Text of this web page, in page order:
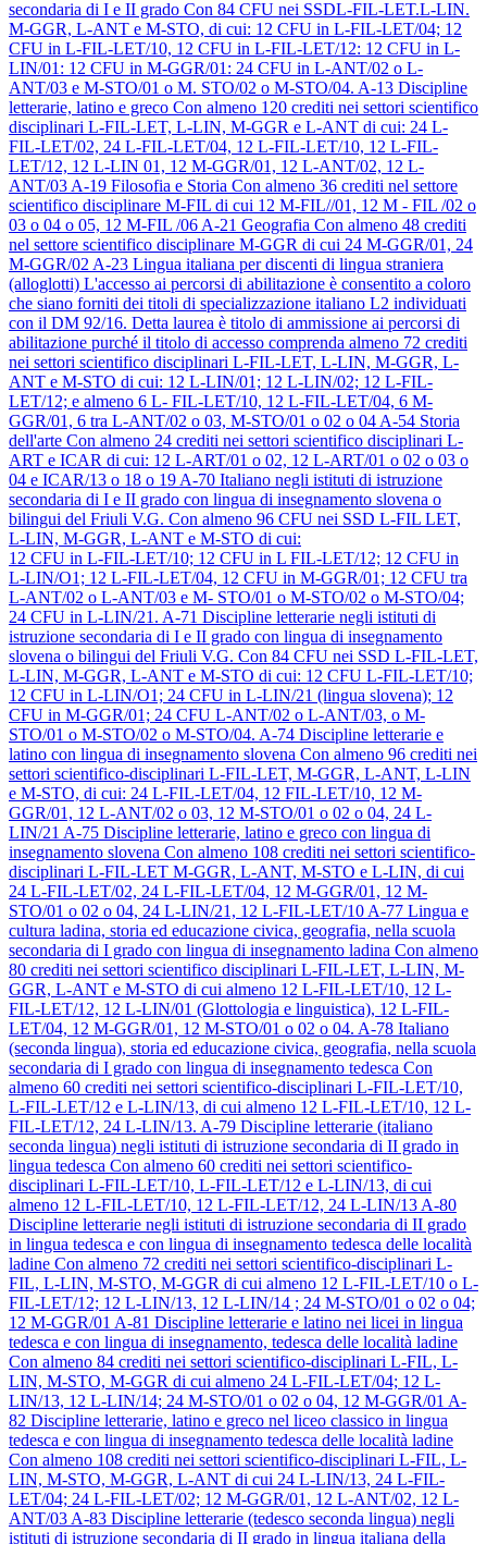
secondaria di I e II grado Con 84 CFU nei SSDL-FIL-LET.L-LIN.
M-GGR, L-ANT e M-STO, di cui: 12 CFU in L-FIL-LET/04; 12
CFU in L-FIL-LET/10, 12 CFU in L-FIL-LET/12: 12 CFU in L-
LIN/01: 12 CFU in M-GGR/01: 24 CFU in L-ANT/02 o L-
ANT/03 e M-STO/01 o M. STO/02 o M-STO/04. A-13 Discipline
letterarie, latino e greco Con almeno 120 crediti nei settori scientifico
disciplinari L-FIL-LET, L-LIN, M-GGR e L-ANT di cui: 24 L-
FIL-LET/02, 24 L-FIL-LET/04, 12 L-FIL-LET/10, 12 L-FIL-
LET/12, 12 L-LIN 01, 12 M-GGR/01, 12 L-ANT/02, 12 L-
ANT/03 A-19 Filosofia e Storia Con almeno 36 crediti nel settore
scientifico disciplinare M-FIL di cui 12 M-FIL//01, 12 M - FIL /02 o
03 o 04 o 05, 12 M-FIL /06 A-21 Geografia Con almeno 48 crediti
nel settore scientifico disciplinare M-GGR di cui 24 M-GGR/01, 24
M-GGR/02 A-23 Lingua italiana per discenti di lingua straniera
(alloglotti) L'accesso ai percorsi di abilitazione è consentito a coloro
che siano forniti dei titoli di specializzazione italiano L2 individuati
con il DM 92/16. Detta laurea è titolo di ammissione ai percorsi di
abilitazione purché il titolo di accesso comprenda almeno 72 crediti
nei settori scientifico disciplinari L-FIL-LET, L-LIN, M-GGR, L-
ANT e M-STO di cui: 12 L-LIN/01; 12 L-LIN/02; 12 L-FIL-
LET/12; e almeno 6 L- FIL-LET/10, 12 L-FIL-LET/04, 6 M-
GGR/01, 6 tra L-ANT/02 o 03, M-STO/01 o 02 o 04 A-54 Storia
dell'arte Con almeno 24 crediti nei settori scientifico disciplinari L-
ART e ICAR di cui: 12 L-ART/01 o 02, 12 L-ART/01 o 02 o 03 o
04 e ICAR/13 o 18 o 19 A-70 Italiano negli istituti di istruzione
secondaria di I e II grado con lingua di insegnamento slovena o
bilingui del Friuli V.G. Con almeno 96 CFU nei SSD L-FIL LET,
L-LIN, M-GGR, L-ANT e M-STO di cui:
12 CFU in L-FIL-LET/10; 12 CFU in L FIL-LET/12; 12 CFU in
L-LIN/O1; 12 L-FIL-LET/04, 12 CFU in M-GGR/01; 12 CFU tra
L-ANT/02 o L-ANT/03 e M- STO/01 o M-STO/02 o M-STO/04;
24 CFU in L-LIN/21. A-71 Discipline letterarie negli istituti di
istruzione secondaria di I e II grado con lingua di insegnamento
slovena o bilingui del Friuli V.G. Con 84 CFU nei SSD L-FIL-LET,
L-LIN, M-GGR, L-ANT e M-STO di cui: 12 CFU L-FIL-LET/10;
12 CFU in L-LIN/O1; 24 CFU in L-LIN/21 (lingua slovena); 12
CFU in M-GGR/01; 24 CFU L-ANT/02 o L-ANT/03, o M-
STO/01 o M-STO/02 o M-STO/04. A-74 Discipline letterarie e
latino con lingua di insegnamento slovena Con almeno 96 crediti nei
settori scientifico-disciplinari L-FIL-LET, M-GGR, L-ANT, L-LIN
e M-STO, di cui: 24 L-FIL-LET/04, 12 FIL-LET/10, 12 M-
GGR/01, 12 L-ANT/02 o 03, 12 M-STO/01 o 02 o 04, 24 L-
LIN/21 A-75 Discipline letterarie, latino e greco con lingua di
insegnamento slovena Con almeno 108 crediti nei settori scientifico-
disciplinari L-FIL-LET M-GGR, L-ANT, M-STO e L-LIN, di cui
24 L-FIL-LET/02, 24 L-FIL-LET/04, 12 M-GGR/01, 12 M-
STO/01 o 02 o 04, 24 L-LIN/21, 12 L-FIL-LET/10 A-77 Lingua e
cultura ladina, storia ed educazione civica, geografia, nella scuola
secondaria di I grado con lingua di insegnamento ladina Con almeno
80 crediti nei settori scientifico disciplinari L-FIL-LET, L-LIN, M-
GGR, L-ANT e M-STO di cui almeno 12 L-FIL-LET/10, 12 L-
FIL-LET/12, 12 L-LIN/01 (Glottologia e linguistica), 12 L-FIL-
LET/04, 12 M-GGR/01, 12 M-STO/01 o 02 o 04. A-78 Italiano
(seconda lingua), storia ed educazione civica, geografia, nella scuola
secondaria di I grado con lingua di insegnamento tedesca Con
almeno 60 crediti nei settori scientifico-disciplinari L-FIL-LET/10,
L-FIL-LET/12 e L-LIN/13, di cui almeno 12 L-FIL-LET/10, 12 L-
FIL-LET/12, 24 L-LIN/13. A-79 Discipline letterarie (italiano
seconda lingua) negli istituti di istruzione secondaria di II grado in
lingua tedesca Con almeno 60 crediti nei settori scientifico-
disciplinari L-FIL-LET/10, L-FIL-LET/12 e L-LIN/13, di cui
almeno 12 L-FIL-LET/10, 12 L-FIL-LET/12, 24 L-LIN/13 A-80
Discipline letterarie negli istituti di istruzione secondaria di II grado
in lingua tedesca e con lingua di insegnamento tedesca delle località
ladine Con almeno 72 crediti nei settori scientifico-disciplinari L-
FIL, L-LIN, M-STO, M-GGR di cui almeno 12 L-FIL-LET/10 o L-
FIL-LET/12; 12 L-LIN/13, 12 L-LIN/14 ; 24 M-STO/01 o 02 o 04;
12 M-GGR/01 A-81 Discipline letterarie e latino nei licei in lingua
tedesca e con lingua di insegnamento, tedesca delle località ladine
Con almeno 84 crediti nei settori scientifico-disciplinari L-FIL, L-
LIN, M-STO, M-GGR di cui almeno 24 L-FIL-LET/04; 12 L-
LIN/13, 12 L-LIN/14; 24 M-STO/01 o 02 o 04, 12 M-GGR/01 A-
82 Discipline letterarie, latino e greco nel liceo classico in lingua
tedesca e con lingua di insegnamento tedesca delle località ladine
Con almeno 108 crediti nei settori scientifico-disciplinari L-FIL, L-
LIN, M-STO, M-GGR, L-ANT di cui 24 L-LIN/13, 24 L-FIL-
LET/04; 24 L-FIL-LET/02; 12 M-GGR/01, 12 L-ANT/02, 12 L-
ANT/03 A-83 Discipline letterarie (tedesco seconda lingua) negli
istituti di istruzione secondaria di II grado in lingua italiana della